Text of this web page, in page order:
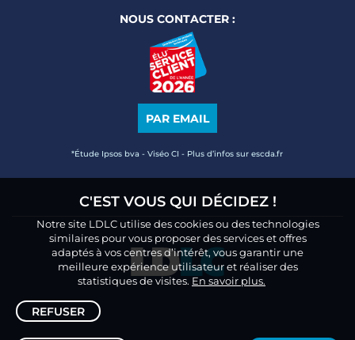
NOUS CONTACTER :
PAR EMAIL
*Étude Ipsos bva - Viséo CI - Plus d’infos sur escda.fr
C'EST VOUS QUI DÉCIDEZ !
Notre site LDLC utilise des cookies ou des technologies
similaires pour vous proposer des services et offres
adaptés à vos centres d’intérêt, vous garantir une
meilleure expérience utilisateur et réaliser des
statistiques de visites. En savoir plus.
REFUSER